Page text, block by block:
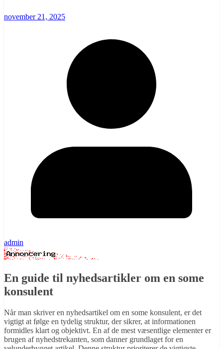
november 21, 2025
admin
En guide til nyhedsartikler om en some
konsulent
Når man skriver en nyhedsartikel om en some konsulent, er det
vigtigt at følge en tydelig struktur, der sikrer, at informationen
formidles klart og objektivt. En af de mest væsentlige elementer er
brugen af nyhedstrekanten, som danner grundlaget for en